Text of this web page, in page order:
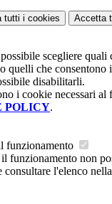
tutti i cookies Accetta
scegliere quali
quelli che consentono
disabilitarli.
i cookie necessari al
POLICY.
funzionamento
funzionamento non
l'elenco